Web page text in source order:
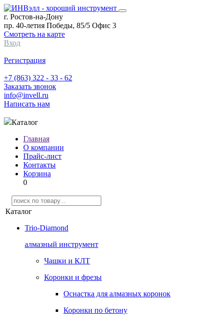
г. Ростов-на-Дону
пр. 40-летия Победы, 85/5 Офис 3
Смотреть на карте
Вход
Регистрация
+7 (863) 322 - 33 - 62
Заказать звонок
info@invell.ru
Написать нам
Каталог
Главная
О компании
Прайс-лист
Контакты
Корзина
0
Каталог
Trio-Diamond
алмазный инструмент
Чашки и КЛТ
Коронки и фрезы
Оснастка для алмазных коронок
Коронки по бетону